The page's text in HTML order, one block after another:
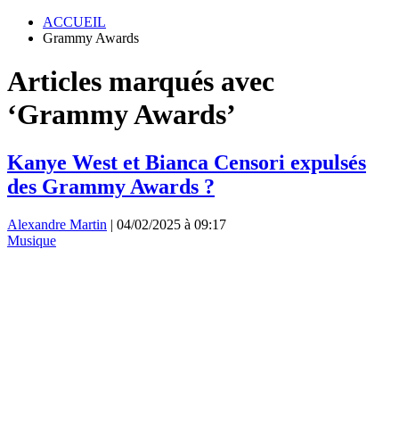
ACCUEIL
Grammy Awards
Articles marqués avec
‘Grammy Awards’
Kanye West et Bianca Censori expulsés
des Grammy Awards ?
Alexandre Martin | 04/02/2025 à 09:17
Musique